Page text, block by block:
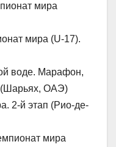
мира
мира (U-17).
воде. Марафон,
(Шарьях, ОАЭ)
2-й этап (Рио-де-
мира